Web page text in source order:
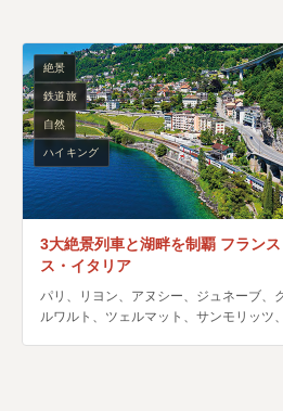
絶景
鉄道旅
自然
ハイキング
3大絶景列車と湖畔を制覇 フランス
ス・イタリア
パリ、リヨン、アヌシー、ジュネーブ、
ルワルト、ツェルマット、サンモリッツ